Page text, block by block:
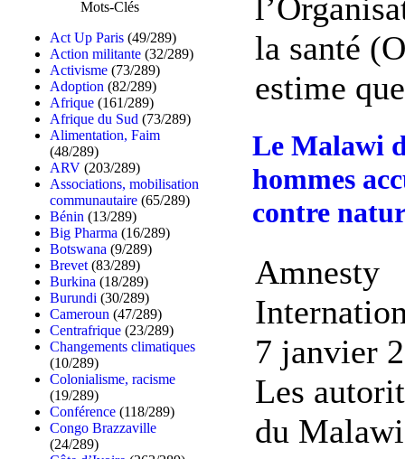
Mots-Clés
Act Up Paris (49/289)
Action militante (32/289)
Activisme (73/289)
Adoption (82/289)
Afrique (161/289)
Afrique du Sud (73/289)
Alimentation, Faim
(48/289)
ARV (203/289)
Associations, mobilisation
communautaire (65/289)
Bénin (13/289)
Big Pharma (16/289)
Botswana (9/289)
Brevet (83/289)
Burkina (18/289)
Burundi (30/289)
Cameroun (47/289)
Centrafrique (23/289)
Changements climatiques
(10/289)
Colonialisme, racisme
(19/289)
Conférence (118/289)
Congo Brazzaville
(24/289)
la santé
estime
Le Malawi
hommes
contre
Amnesty
7 janvier
Les
du Malawi